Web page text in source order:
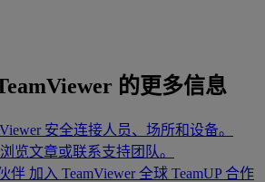
的更多信息
安全连接人员、场所和设备。
浏览文章或联系支持团队。
伴 加入 TeamViewer 全球 TeamUP 合作